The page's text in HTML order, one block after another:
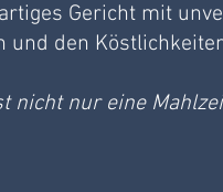
Gericht mit
und den
nicht nur eine